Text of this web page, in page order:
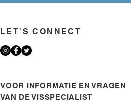
LET'S CONNECT
VOOR INFORMATIE EN VRAGEN
VAN DE VISSPECIALIST